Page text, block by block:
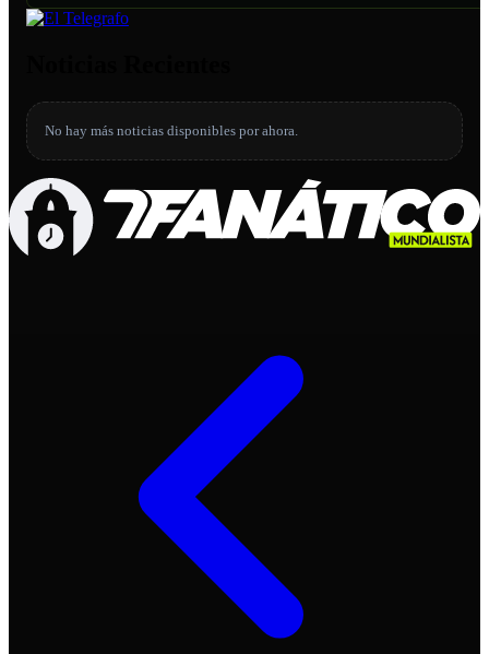
No hay más noticias disponibles por ahora.